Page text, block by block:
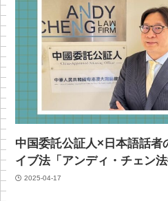
中国委託公証人×日本語話者
イブ法「アンディ・チェン法
2025-04-17